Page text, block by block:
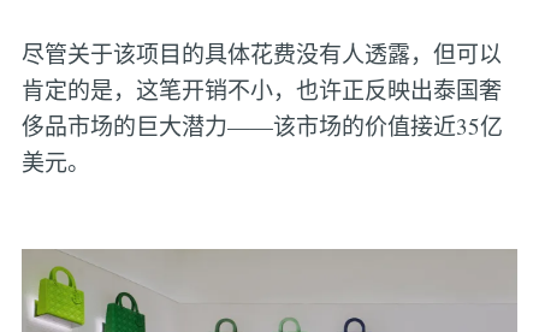
尽管关于该项目的具体花费没有人透露，但可以
肯定的是，这笔开销不小，也许正反映出泰国奢
侈品市场的巨大潜力——该市场的价值接近35亿
美元。